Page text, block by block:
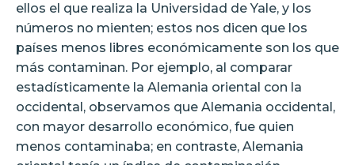
ellos el que realiza la Universidad de Yale, y los
números no mienten; estos nos dicen que los
países menos libres económicamente son los que
más contaminan. Por ejemplo, al comparar
estadísticamente la Alemania oriental con la
occidental, observamos que Alemania occidental,
con mayor desarrollo económico, fue quien
menos contaminaba; en contraste, Alemania